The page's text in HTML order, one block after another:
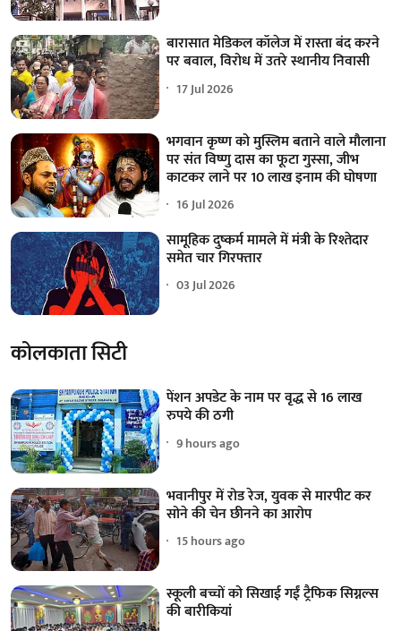
बारासात मेडिकल कॉलेज में रास्ता बंद करने
पर बवाल, विरोध में उतरे स्थानीय निवासी
17 Jul 2026
भगवान कृष्ण को मुस्लिम बताने वाले मौलाना
पर संत विष्णु दास का फूटा गुस्सा, जीभ
काटकर लाने पर 10 लाख इनाम की घोषणा
16 Jul 2026
सामूहिक दुष्कर्म मामले में मंत्री के रिश्तेदार
समेत चार गिरफ्तार
03 Jul 2026
कोलकाता सिटी
पेंशन अपडेट के नाम पर वृद्ध से 16 लाख
रुपये की ठगी
9 hours ago
भवानीपुर में रोड रेज, युवक से मारपीट कर
सोने की चेन छीनने का आरोप
15 hours ago
स्कूली बच्चों को सिखाई गईं ट्रैफिक सिग्नल्स
की बारीकियां